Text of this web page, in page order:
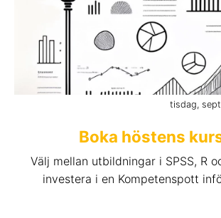
tisdag,
Boka höstens
Välj mellan utbildningar i SPSS, R
investera i en Kompetenspott